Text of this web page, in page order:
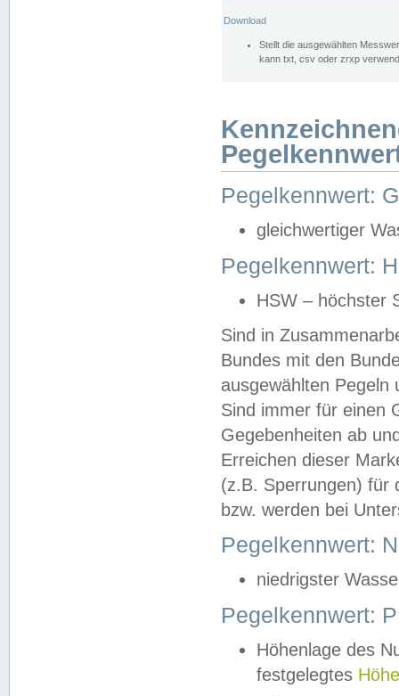
Download
Stellt die ausgewählten
kann txt, csv oder zrxp
Pegelkennwert:
gleichwertiger
Pegelkennwert:
HSW – höchster
Sind in
Bundes mit den
ausgewählten
Sind immer für einen
Gegebenheiten ab
Erreichen dieser
(z.B. Sperrungen) für
bzw. werden bei
Pegelkennwert:
niedrigster
Pegelkennwert:
Höhenlage des
festgelegtes